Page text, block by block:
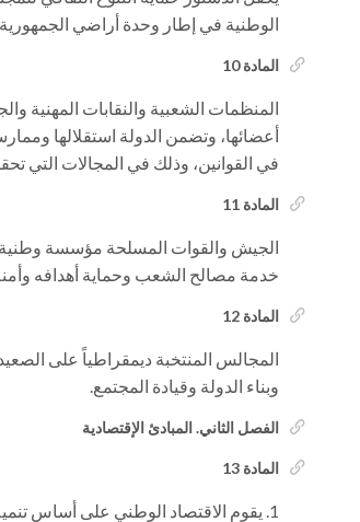
الوطنية في إطار وحدة أراضي الجمهورية
المادة 10
المنظمات الشعبية والنقابات المهنية
أعضائها، وتضمن الدولة استقلالها
في القوانين، وذلك في المجالات التي
المادة 11
الجيش والقوات المسلحة مؤسسة
خدمة مصالح الشعب وحماية أهدافه
المادة 12
المجالس المنتخبة ديمقراطياً على
وبناء الدولة وقيادة المجتمع.
الفصل الثاني. المبادئ الإقتصادية
المادة 13
يقوم الاقتصاد الوطني على أساس